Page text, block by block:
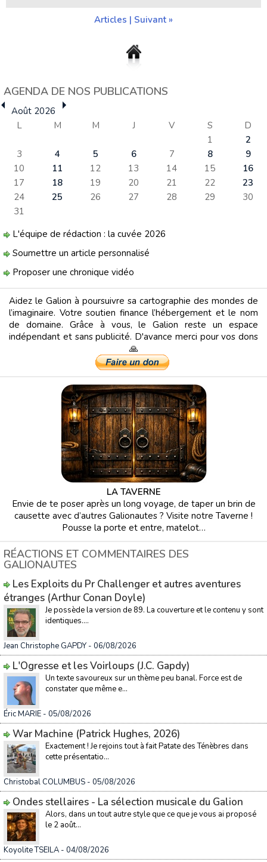
Articles | Suivant »
AGENDA DE NOS PUBLICATIONS
Août 2026
L
M M J V S
D
1
2
3
4 5 6 7 8
9
10
11 12 13 14 15
16
17
18 19 20 21 22
23
24
25 26 27 28 29
30
31
L'équipe de rédaction : la cuvée 2026
Soumettre un article personnalisé
Proposer une chronique vidéo
Aidez le Galion à poursuivre sa cartographie des mondes de
l’imaginaire. Votre soutien finance l’hébergement et le nom
de domaine. Grâce à vous, le Galion reste un espace
indépendant et sans publicité. D'avance merci pour vos dons
🙏
LA TAVERNE
Envie de te poser après un long voyage, de taper un brin de
causette avec d’autres Galionautes ? Visite notre Taverne !
Pousse la porte et entre, matelot…
RÉACTIONS ET COMMENTAIRES DES
GALIONAUTES
Les Exploits du Pr Challenger et autres aventures
étranges (Arthur Conan Doyle)
Je possède la version de 89. La couverture et le contenu y sont
identiques....
Jean Christophe GAPDY - 06/08/2026
L'Ogresse et les Voirloups (J.C. Gapdy)
Un texte savoureux sur un thème peu banal. Force est de
constater que même e...
Éric MARIE - 05/08/2026
War Machine (Patrick Hughes, 2026)
Exactement ! Je rejoins tout à fait Patate des Ténèbres dans
cette présentatio...
Christobal COLUMBUS - 05/08/2026
Ondes stellaires - La sélection musicale du Galion
Alors, dans un tout autre style que ce que je vous ai proposé
le 2 août...
Koyolite TSEILA - 04/08/2026